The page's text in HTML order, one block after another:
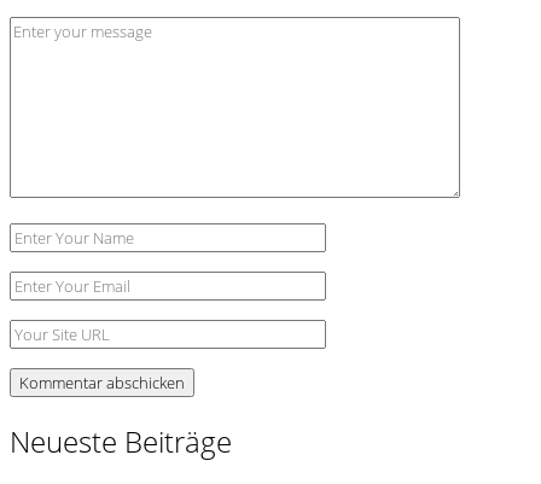
Kommentar
Name
E-
Adresse
Website
Neueste Beiträge